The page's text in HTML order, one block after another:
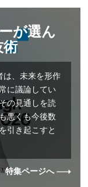
が選ん
術
は、未来を形作
に議論してい
の見通しを読
悪くも今後数
引き起こすと
特集ページへ